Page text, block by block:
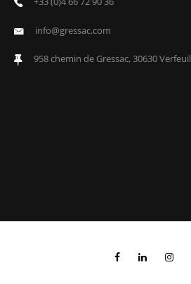
info@gressac.com
958 chemin de Gressac, 30630 Verfeuil